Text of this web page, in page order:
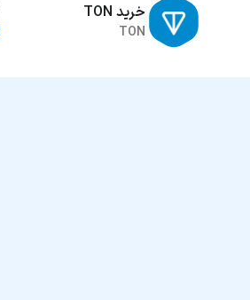
خرید TON
TON